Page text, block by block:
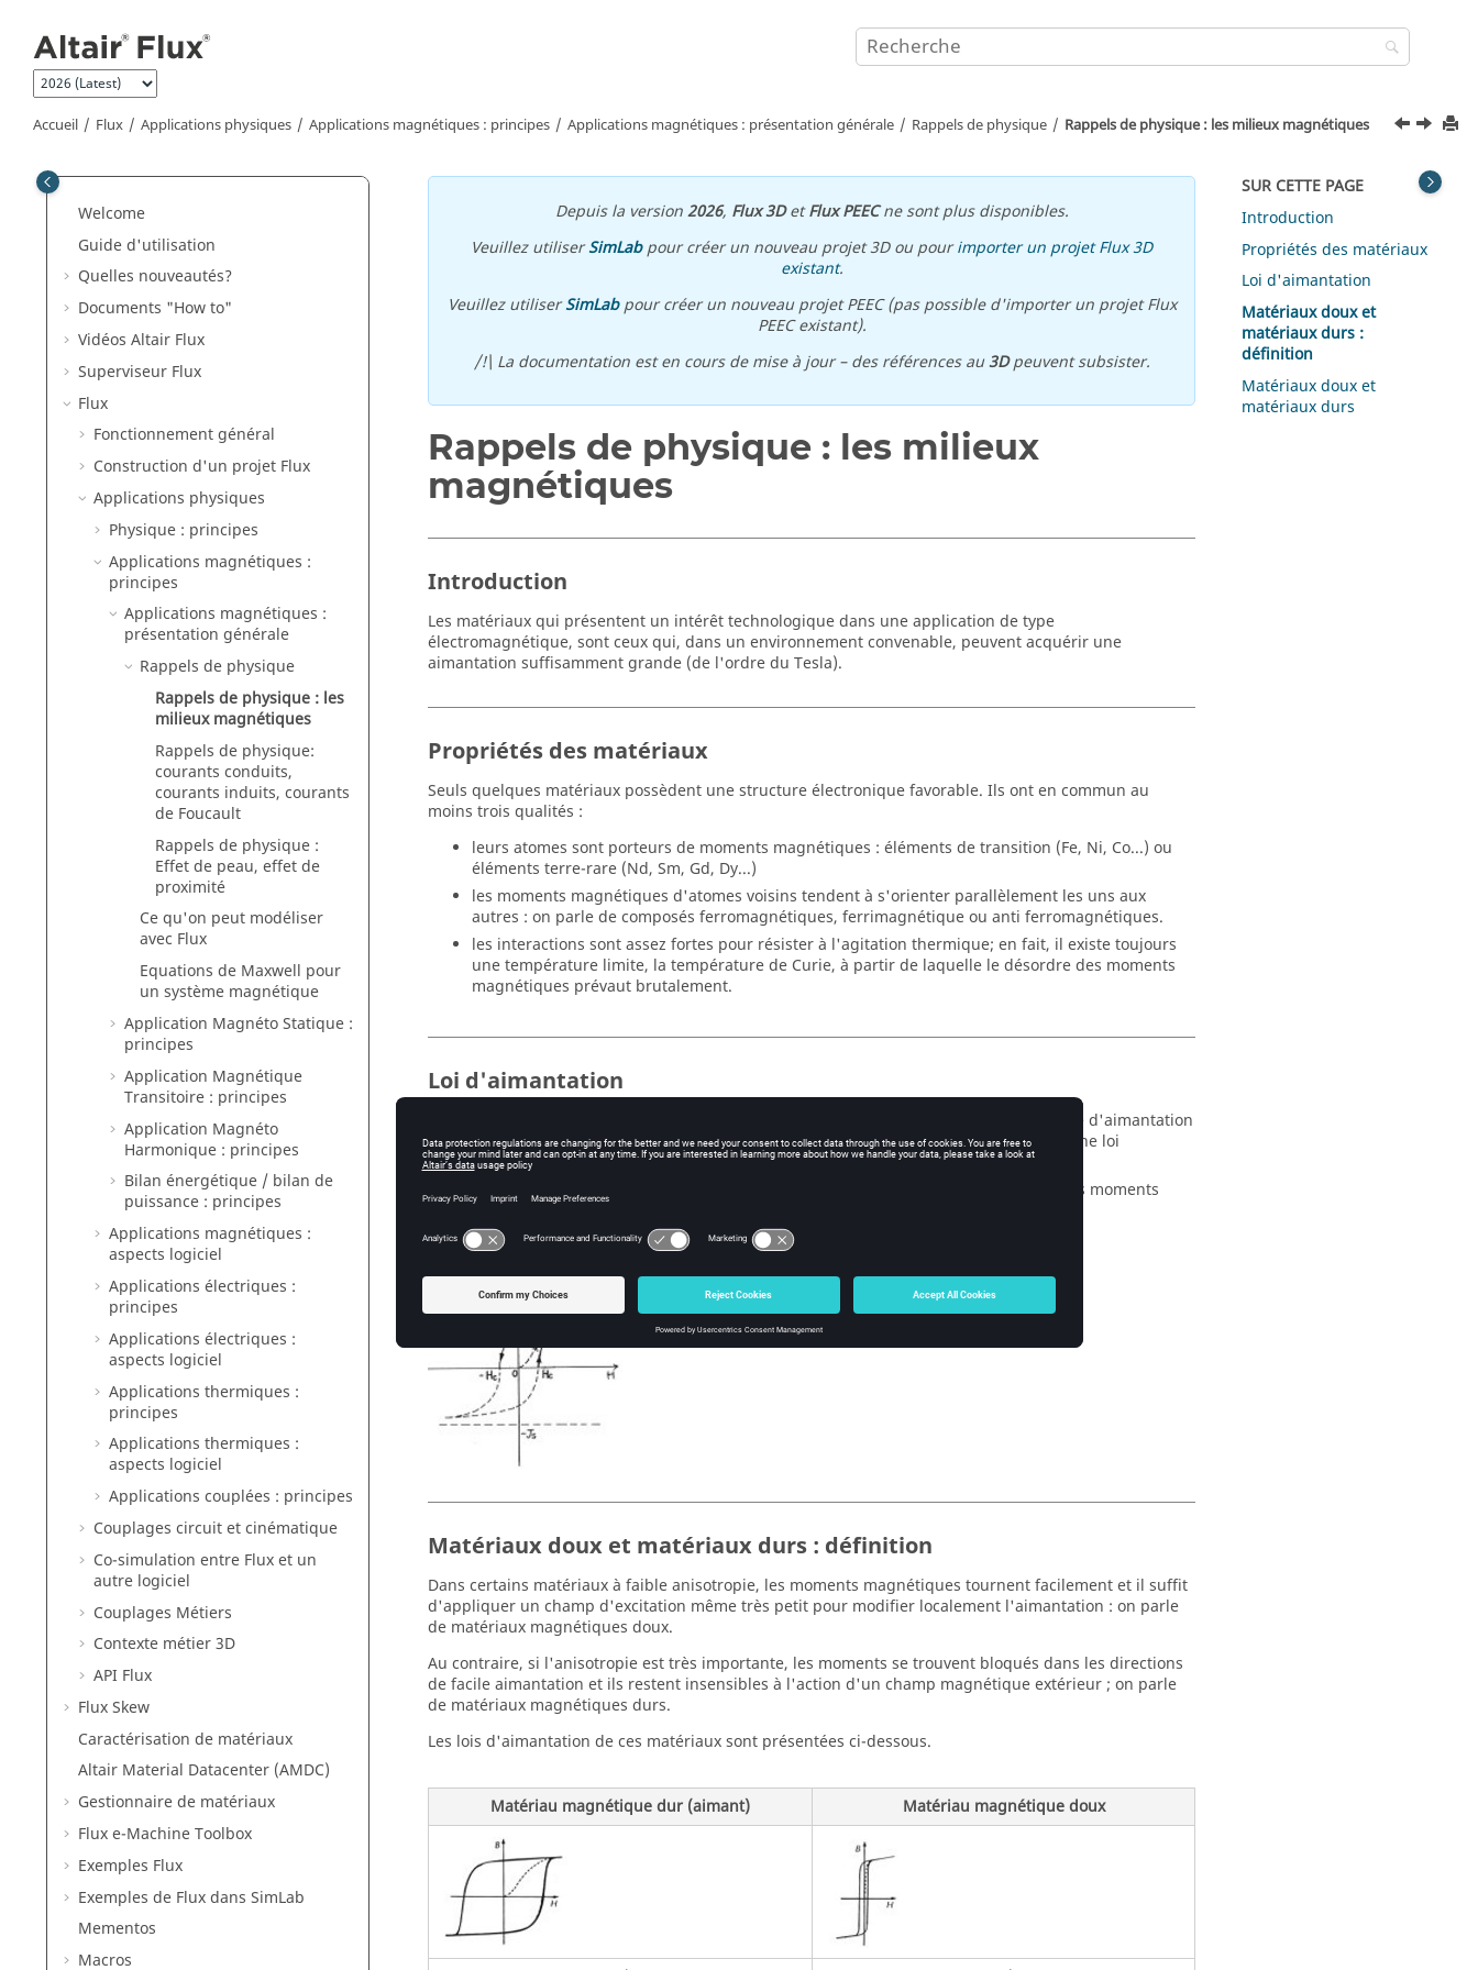
Accueil Flux Applications physiques Applications magnétiques : principes Applications magnétiques : présentation générale Rappels de physique Rappels de physique : les milieux magnétiques
Welcome
Guide d'utilisation
Quelles nouveautés?
Documents "How to"
Vidéos Altair Flux
Superviseur Flux
Flux
Fonctionnement général
Construction d'un projet Flux
Applications physiques
Physique : principes
Applications magnétiques :
principes
Applications magnétiques :
présentation générale
Rappels de physique
Rappels de physique : les
milieux magnétiques
Rappels de physique:
courants conduits,
courants induits, courants
de Foucault
Rappels de physique :
Effet de peau, effet de
proximité
Ce qu'on peut modéliser
avec Flux
Equations de Maxwell pour
un système magnétique
Application Magnéto Statique :
principes
Application Magnétique
Transitoire : principes
Application Magnéto
Harmonique : principes
Bilan énergétique / bilan de
puissance : principes
Applications magnétiques :
aspects logiciel
Applications électriques :
principes
Applications électriques :
aspects logiciel
Applications thermiques :
principes
Applications thermiques :
aspects logiciel
Applications couplées : principes
Couplages circuit et cinématique
Co-simulation entre Flux et un
autre logiciel
Couplages Métiers
Contexte métier 3D
API Flux
Flux Skew
Caractérisation de matériaux
Altair Material Datacenter (AMDC)
Gestionnaire de matériaux
Flux e-Machine Toolbox
Exemples Flux
Exemples de Flux dans SimLab
Mementos
Macros
Depuis la version2026, Flux 3DetFlux PEECne sont plus disponibles.
Veuillez utiliserSimLabpour créer un nouveau projet 3D ou pourimporter un projet Flux 3D
existant.
Veuillez utiliserSimLabpour créer un nouveau projet PEEC (pas possible d'importer un projet Flux
PEEC existant).
/!\ La documentation est en cours de mise à jour – des références au3Dpeuvent subsister.
Rappels de physique : les milieux
magnétiques
Introduction
Les matériaux qui présentent un intérêt technologique dans une application de type
électromagnétique, sont ceux qui, dans un environnement convenable, peuvent acquérir une
aimantation suffisamment grande (de l'ordre du Tesla).
Propriétés des matériaux
Seuls quelques matériaux possèdent une structure électronique favorable. Ils ont en commun au
moins trois qualités :
leurs atomes sont porteurs de moments magnétiques : éléments de transition (Fe, Ni, Co...) ou
éléments terre-rare (Nd, Sm, Gd, Dy...)
les moments magnétiques d'atomes voisins tendent à s'orienter parallèlement les uns aux
autres : on parle de composés ferromagnétiques, ferrimagnétique ou anti ferromagnétiques.
les interactions sont assez fortes pour résister à l'agitation thermique; en fait, il existe toujours
une température limite, la température de Curie, à partir de laquelle le désordre des moments
magnétiques prévaut brutalement.
Loi d'aimantation
Un matériau magnétique ne s'aimante pas spontanément, il faut lui fournir une énergie d'aimantation
par application d'un champ magnétique d'excitationHet nous admettons qu'il existe une loi
d'aimantationJ(H)ouB(H).
La polarisation magnétique à saturation
correspond à un alignement de tous les moments
magnétiques atomiques aussi parfait que possible à la température considérée.
Le champ coercitifHcest lié à l'anisotropie magnéto cristalline.
Matériaux doux et matériaux durs : définition
Dans certains matériaux à faible anisotropie, les moments magnétiques tournent facilement et il suffit
d'appliquer un champ d'excitation même très petit pour modifier localement l'aimantation : on parle
de matériaux magnétiques doux.
Au contraire, si l'anisotropie est très importante, les moments se trouvent bloqués dans les directions
de facile aimantation et ils restent insensibles à l'action d'un champ magnétique extérieur ; on parle
de matériaux magnétiques durs.
Les lois d'aimantation de ces matériaux sont présentées ci-dessous.
Matériau magnétique dur (aimant) Matériau magnétique doux
SUR CETTE PAGE
Introduction
Propriétés des matériaux
Loi d'aimantation
Matériaux doux et
matériaux durs :
définition
Matériaux doux et
matériaux durs